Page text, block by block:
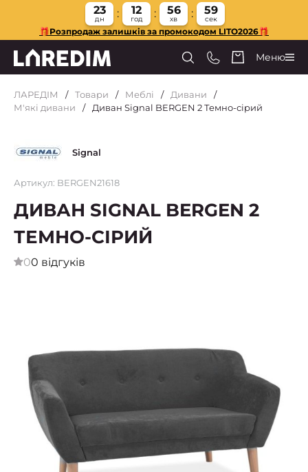
23
дн
12
год
56
хв
59
сек
🎁Розпродаж залишків за промокодом LITO2026🎁
Меню
ЛАРЕДІМ Товари Меблі
Дивани
М'які дивани
Диван Signal BERGEN 2 Темно-сірий
Signal
Артикул: BERGEN21618
ДИВАН SIGNAL BERGEN 2
ТЕМНО-СІРИЙ
00 відгуків